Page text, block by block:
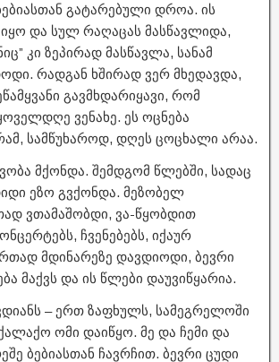
გატარებული დროა. ის
და სულ რაღაცას მასწავლიდა,
კი ზეპირად მასწავლა, სანამ
რადგან ხშირად ვერ მხედავდა,
გავმხდარიყავი, რომ
ვენახე. ეს ოცნება
სამწუხაროდ, დღეს ცოცხალი არაა.
მქონდა. შემდგომ წლებში, სადაც
ეზო გვქონდა. მეზობელ
ვთამაშობდი, ვა-წყობდით
ჩვენებებს, იქაურ
მდინარეზე დავდიოდი, ბევრი
მაქვს და ის წლები დაუვიწყარია.
– ერთ ზაფხულს, სამეგრელოში
ომი დაიწყო. მე და ჩემი და
ბებიასთან ჩავრჩით. ბევრი ცუდი